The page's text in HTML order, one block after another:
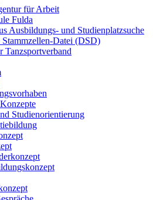
für Arbeit
Fulda
Ausbildungs- und Studienplatzsuche
Stammzellen-Datei (DSD)
Tanzsportverband
Studienorientierung